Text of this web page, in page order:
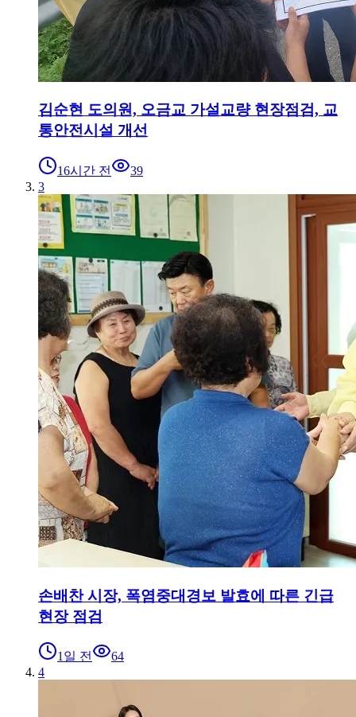
김순현 도의원, 오금교 가설교량 현장점검, 교
통안전시설 개선
16시간 전
39
3
손배찬 시장, 폭염중대경보 발효에 따른 긴급
현장 점검
1일 전
64
4